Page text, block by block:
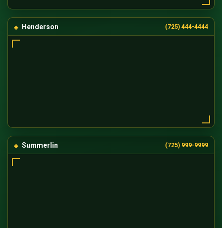
Henderson (725) 444-4444
Summerlin (725) 999-9999